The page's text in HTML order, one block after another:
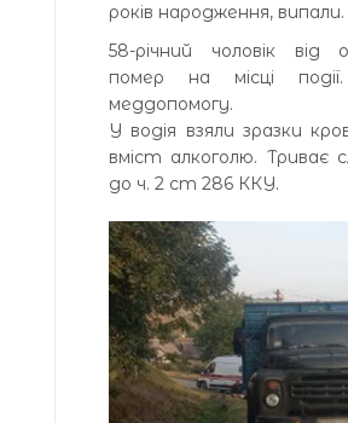
років народження, випали.
58-річний чоловік
помер на місці
меддопомогу.
У водія взяли зразки
вміст алкоголю. Триває
до ч. 2 ст 286 ККУ.